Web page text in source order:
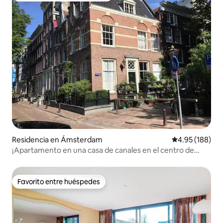
Residencia en Ámsterdam Calificación
4.95 (188)
¡Apartamento en una casa de canales en el centro de
Favorito entre huéspedes
Favorito entre huéspedes